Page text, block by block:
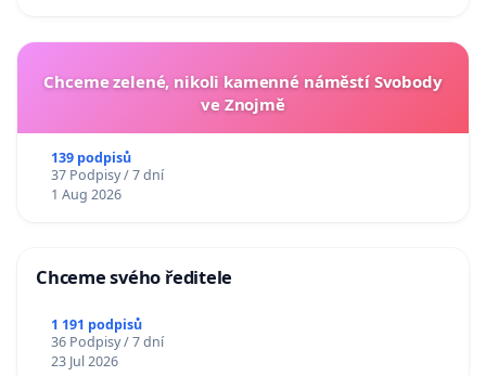
Chceme zelené, nikoli kamenné náměstí Svobody
ve Znojmě
139 podpisů
37 Podpisy / 7 dní
1 Aug 2026
Chceme svého ředitele
1 191 podpisů
36 Podpisy / 7 dní
23 Jul 2026